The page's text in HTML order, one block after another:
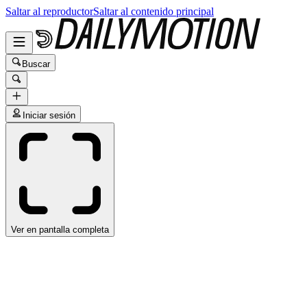
Saltar al reproductorSaltar al contenido principal
Buscar
Iniciar sesión
Ver en pantalla completa